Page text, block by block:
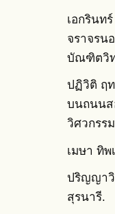
เอกรินท
จราจรน
บัณฑิตวิท
ปฏิวิติ ฤ
บนถนนส
วิศวกรร
เมษา ทิ
ปริญญาวิ
สุรนารี.